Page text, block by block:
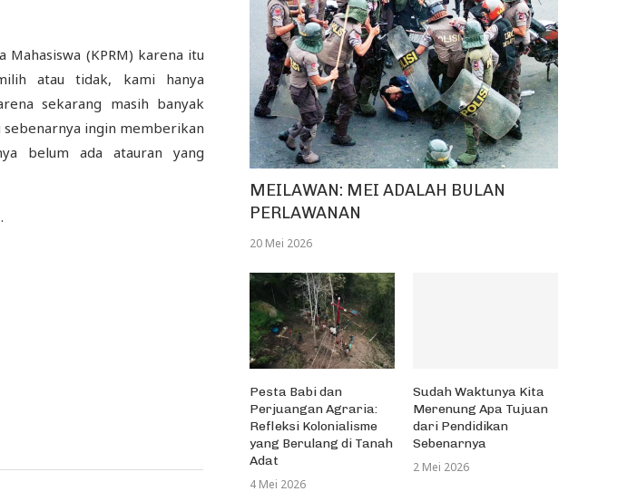
(KPRM) karena itu
atau tidak, kami hanya
sekarang masih banyak
sebenarnya ingin memberikan
belum ada atauran yang
MEILAWAN: MEI ADALAH BULAN
PERLAWANAN
20 Mei 2026
Pesta Babi dan
Perjuangan Agraria:
Refleksi Kolonialisme
yang Berulang di Tanah
Adat
4 Mei 2026
Sudah Waktunya Kita
Merenung Apa Tujuan
dari Pendidikan
Sebenarnya
2 Mei 2026